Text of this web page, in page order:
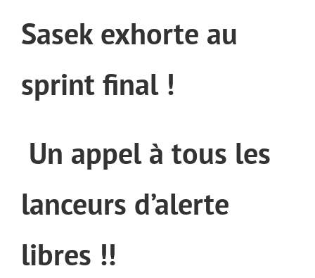
Sasek exhorte au
sprint final !
Un appel à tous les
lanceurs d’alerte
libres !!